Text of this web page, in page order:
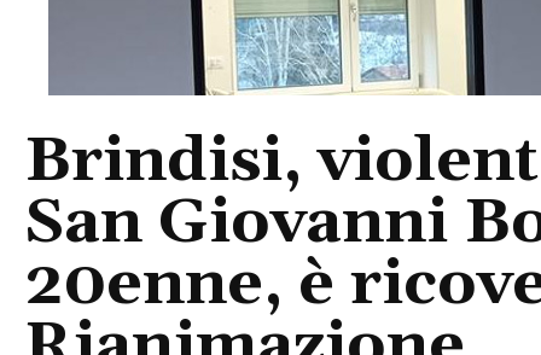
Brindisi,
San Giovanni
20enne, è